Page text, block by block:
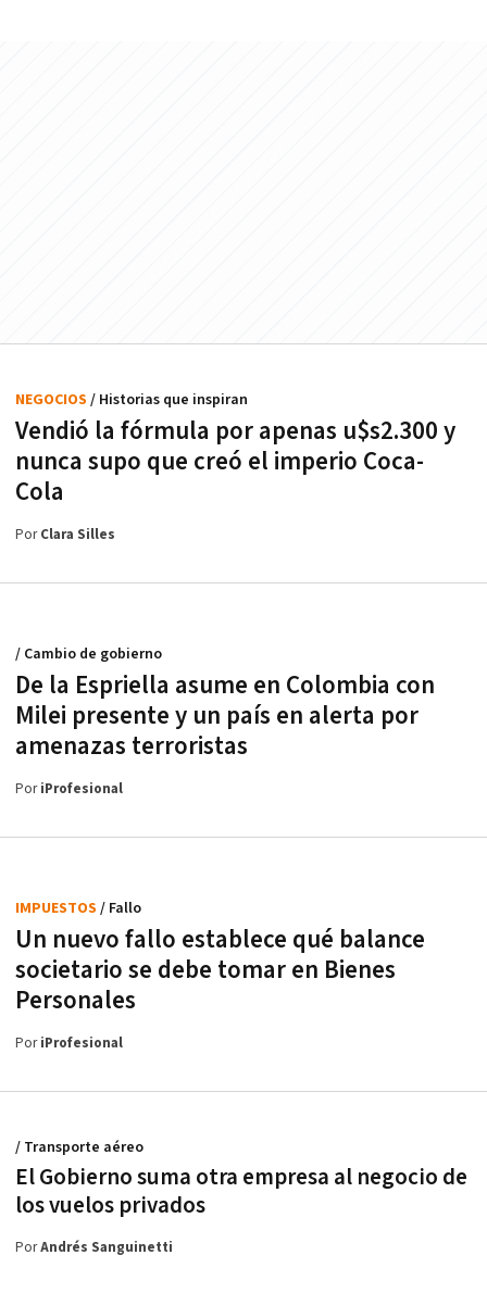
Vendió la fórmula por apenas u$s2.300 y
nunca supo que creó el imperio Coca-
Cola
NEGOCIOS / Historias que inspiran
PorClara Silles
De la Espriella asume en Colombia con
Milei presente y un país en alerta por
amenazas terroristas
/ Cambio de gobierno
PoriProfesional
Un nuevo fallo establece qué balance
societario se debe tomar en Bienes
Personales
IMPUESTOS / Fallo
PoriProfesional
El Gobierno suma otra empresa al negocio de
los vuelos privados
/ Transporte aéreo
PorAndrés Sanguinetti